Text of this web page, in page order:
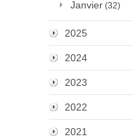
Janvier (32)
2025
2024
2023
2022
2021